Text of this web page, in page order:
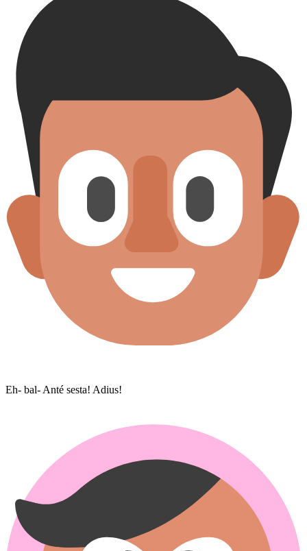
Eh- bal- Anté sesta! Adius!